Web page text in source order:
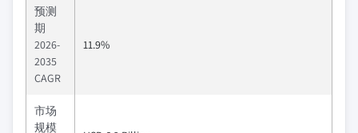
预测
期
2026-
2035
CAGR
11.9%
市场
规模